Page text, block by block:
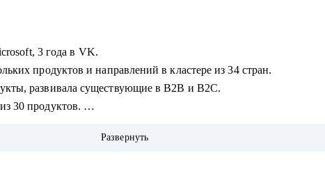
3 года в VK.
продуктов и направлений в кластере из 34 стран.
развивала существующие в B2B и B2C.
30 продуктов.
Развернуть